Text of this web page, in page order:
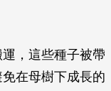
，這些種子被帶
在母樹下成長的